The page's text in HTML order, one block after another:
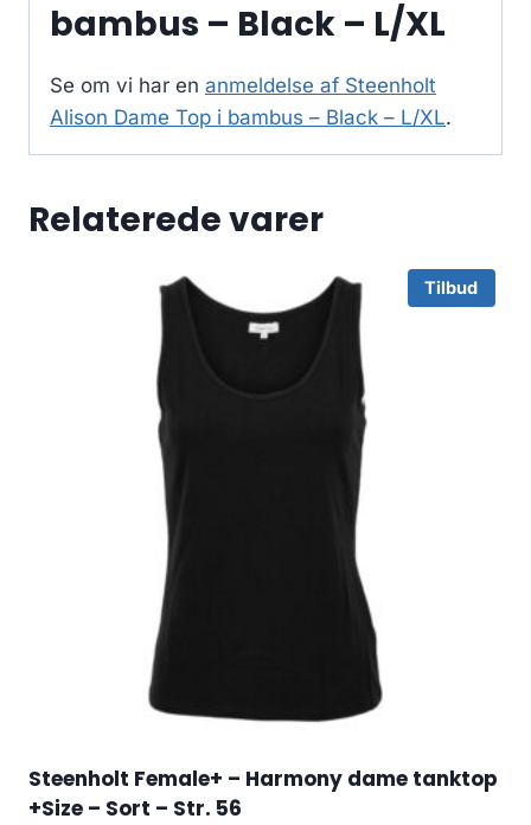
bambus – Black – L/XL
Se om vi har en anmeldelse af Steenholt
Alison Dame Top i bambus – Black – L/XL.
Relaterede varer
Tilbud
Steenholt Female+ – Harmony dame tanktop
+Size – Sort – Str. 56